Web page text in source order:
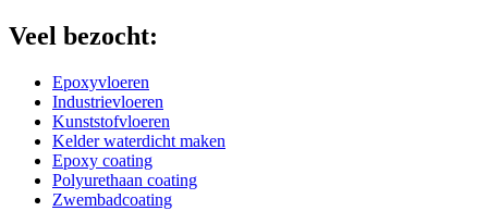
Veel bezocht:
Epoxyvloeren
Industrievloeren
Kunststofvloeren
Kelder waterdicht maken
Epoxy coating
Polyurethaan coating
Zwembadcoating